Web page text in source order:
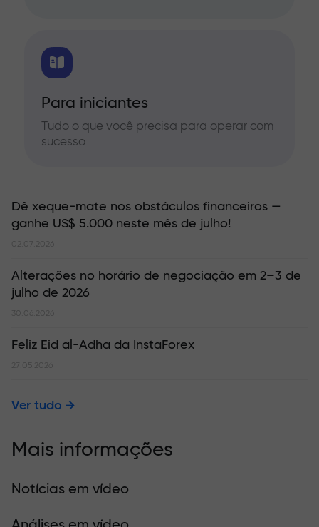
Para iniciantes
Tudo o que você precisa para operar com
sucesso
Dê xeque-mate nos obstáculos financeiros —
ganhe US$ 5.000 neste mês de julho!
02.07.2026
Alterações no horário de negociação em 2–3 de
julho de 2026
30.06.2026
Feliz Eid al-Adha da InstaForex
27.05.2026
Ver tudo
Mais informações
Notícias em vídeo